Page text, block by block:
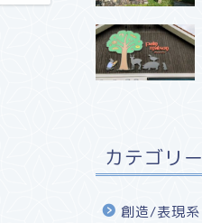
カテゴリー
創造/表現系